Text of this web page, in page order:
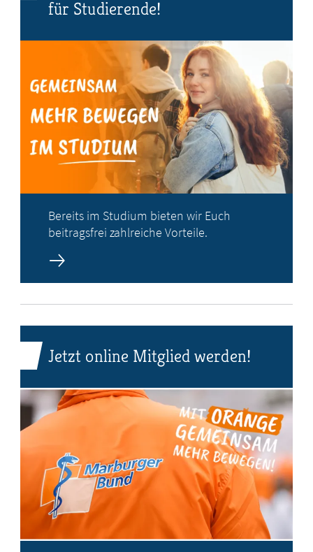
für Studierende!
Bereits im Studium bieten wir Euch
beitragsfrei zahlreiche Vorteile.
Jetzt online Mitglied werden!